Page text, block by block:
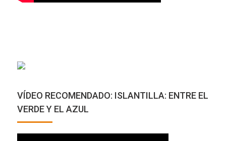
VÍDEO RECOMENDADO: ISLANTILLA: ENTRE EL
VERDE Y EL AZUL